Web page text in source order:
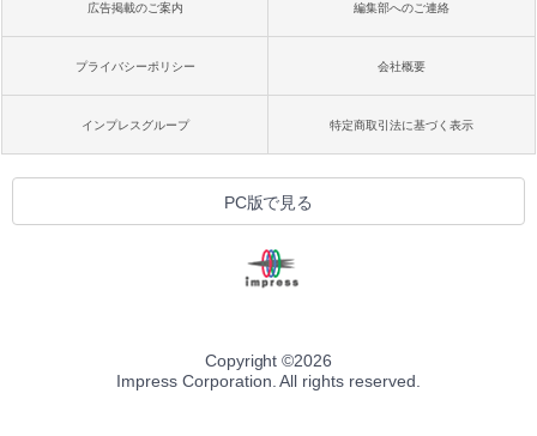
広告掲載のご案内 編集部へのご連絡
プライバシーポリシー 会社概要
インプレスグループ 特定商取引法に基づく表示
PC版で見る
Copyright ©2026
Impress Corporation. All rights reserved.